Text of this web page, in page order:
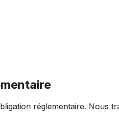
réglementaire. Nous